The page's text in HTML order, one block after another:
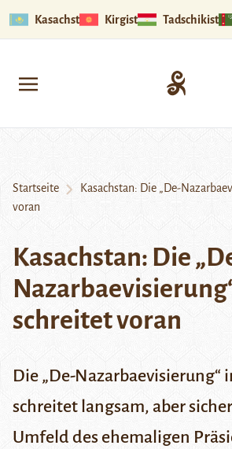
Kasachstan Kirgistan Tadschikistan
Startseite
Kasachstan: Die „De-
voran
Kasachstan: Die
schreitet voran
Die „De-Nazarbaevisierung“
schreitet langsam, aber
Umfeld des ehemaligen